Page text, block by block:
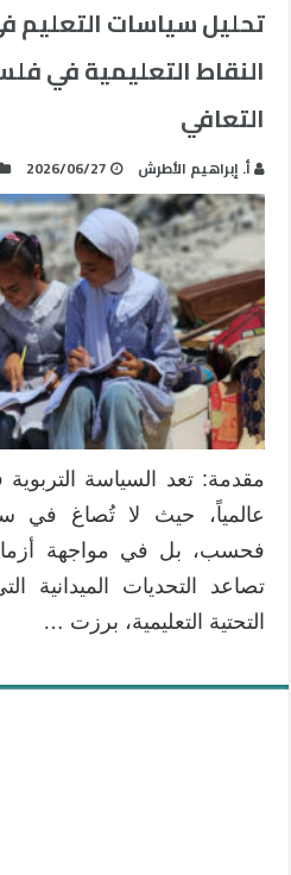
تحليل سياسات التعليم
النقاط التعليمية في
التعافي
أ. إبراهيم الأطرش 2026/06/27
مقدمة: تعد السياسة
عالمياً، حيث لا تُصاغ في
فحسب، بل في مواجهة
تصاعد التحديات الميدانية
التحتية التعليمية، برزت …